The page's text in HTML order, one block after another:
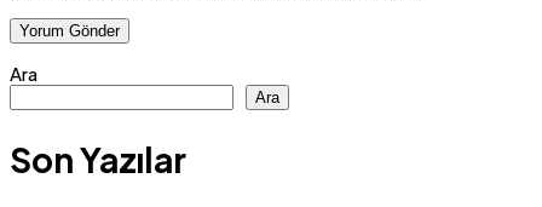
Ara
Ara
Son Yazılar